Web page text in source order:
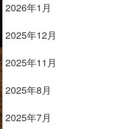
2026年1月
2025年12月
2025年11月
2025年8月
2025年7月